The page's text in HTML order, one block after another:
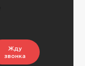
Жду
звонка